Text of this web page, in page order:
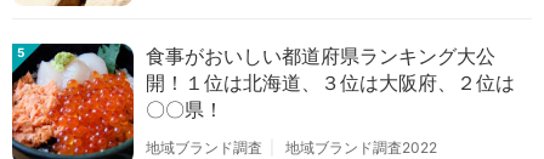
5
食事がおいしい都道府県ランキング大公
開！１位は北海道、３位は大阪府、２位は
〇〇県！
地域ブランド調査 地域ブランド調査2022